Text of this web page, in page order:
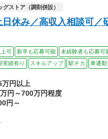
グストア（調剤併設）
日休み／高収入相談可
可 新卒も応募可能 未経験者も応募可
実績有り
スキルアップ 駅チカ 車通勤
万円以上
万円～700万円程度
円～